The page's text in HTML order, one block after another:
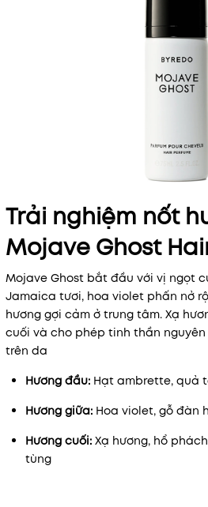
Trải nghiệm nốt
Mojave Ghost
Mojave Ghost bắt đầu với vị ngọt
Jamaica tươi, hoa violet phấn nở
hương gợi cảm ở trung tâm. Xạ
cuối và cho phép tinh thần
trên da
Hương đầu: Hạt ambrette, quả
Hương giữa: Hoa violet, gỗ đàn
Hương cuối: Xạ hương, hổ
tùng